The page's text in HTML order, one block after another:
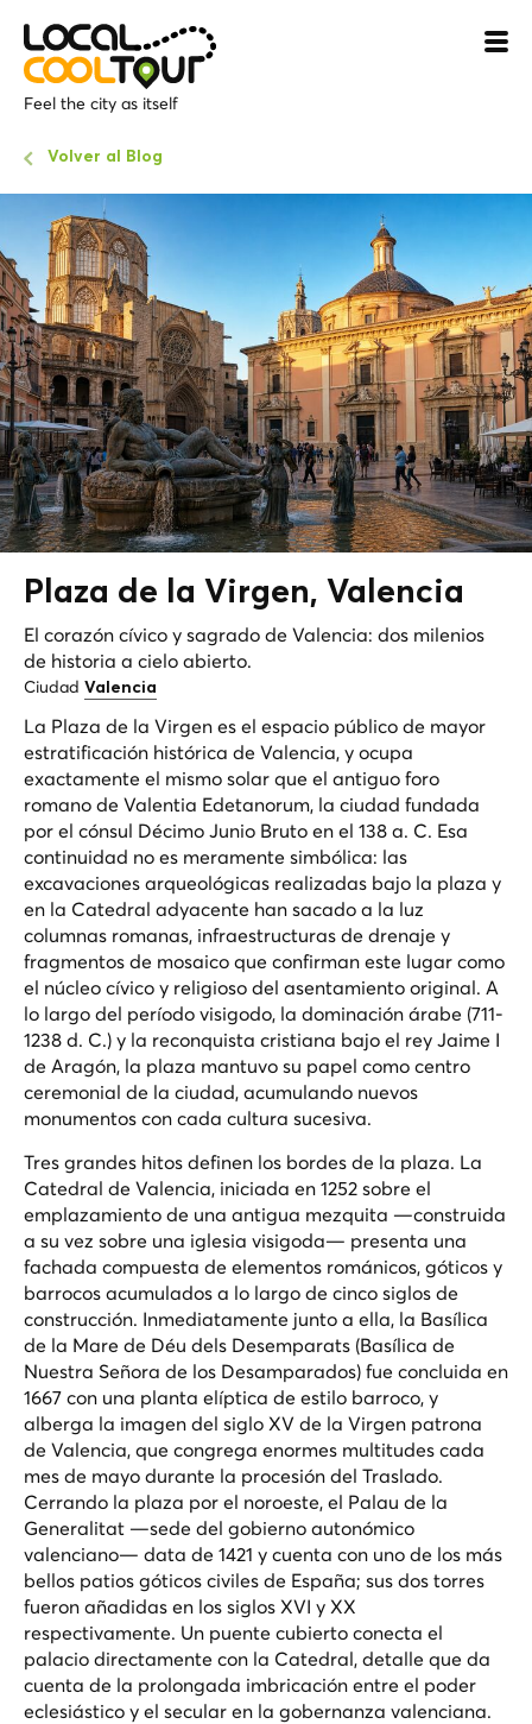
Feel the city as itself
Volver al Blog
Plaza de la Virgen, Valencia
El corazón cívico y sagrado de Valencia: dos milenios
de historia a cielo abierto.
Ciudad Valencia
La Plaza de la Virgen es el espacio público de mayor
estratificación histórica de Valencia, y ocupa
exactamente el mismo solar que el antiguo foro
romano de Valentia Edetanorum, la ciudad fundada
por el cónsul Décimo Junio Bruto en el 138 a. C. Esa
continuidad no es meramente simbólica: las
excavaciones arqueológicas realizadas bajo la plaza y
en la Catedral adyacente han sacado a la luz
columnas romanas, infraestructuras de drenaje y
fragmentos de mosaico que confirman este lugar como
el núcleo cívico y religioso del asentamiento original. A
lo largo del período visigodo, la dominación árabe (711-
1238 d. C.) y la reconquista cristiana bajo el rey Jaime I
de Aragón, la plaza mantuvo su papel como centro
ceremonial de la ciudad, acumulando nuevos
monumentos con cada cultura sucesiva.
Tres grandes hitos definen los bordes de la plaza. La
Catedral de Valencia, iniciada en 1252 sobre el
emplazamiento de una antigua mezquita —construida
a su vez sobre una iglesia visigoda— presenta una
fachada compuesta de elementos románicos, góticos y
barrocos acumulados a lo largo de cinco siglos de
construcción. Inmediatamente junto a ella, la Basílica
de la Mare de Déu dels Desemparats (Basílica de
Nuestra Señora de los Desamparados) fue concluida en
1667 con una planta elíptica de estilo barroco, y
alberga la imagen del siglo XV de la Virgen patrona
de Valencia, que congrega enormes multitudes cada
mes de mayo durante la procesión del Traslado.
Cerrando la plaza por el noroeste, el Palau de la
Generalitat —sede del gobierno autonómico
valenciano— data de 1421 y cuenta con uno de los más
bellos patios góticos civiles de España; sus dos torres
fueron añadidas en los siglos XVI y XX
respectivamente. Un puente cubierto conecta el
palacio directamente con la Catedral, detalle que da
cuenta de la prolongada imbricación entre el poder
eclesiástico y el secular en la gobernanza valenciana.